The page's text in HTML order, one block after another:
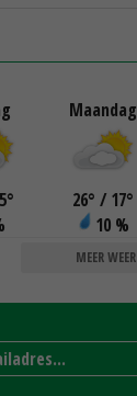
°
Maandag
26° / 17°
10 %
MEER WEER